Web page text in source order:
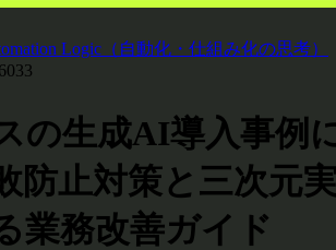
Logic（自動化・仕組み化の思考）
の生成AI導入事例
防止対策と三次元
業務改善ガイド